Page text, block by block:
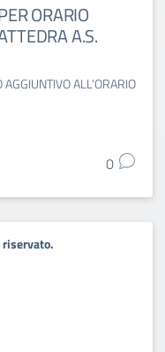
ORARIO
A.S.
ALL’ORARIO
0